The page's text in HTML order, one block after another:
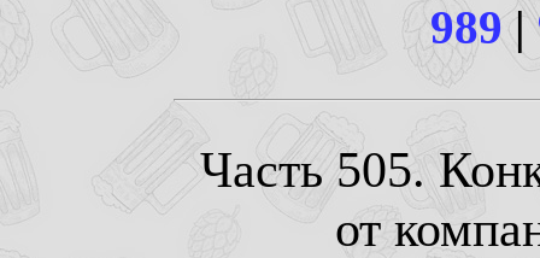
989|
Часть 505.
от